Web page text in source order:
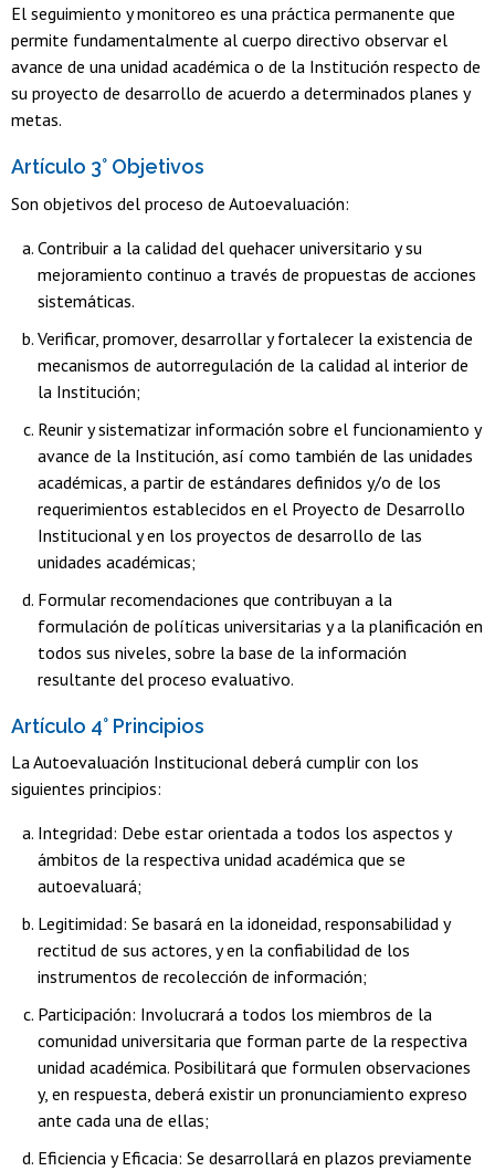
El seguimiento y monitoreo es una práctica permanente que
permite fundamentalmente al cuerpo directivo observar el
avance de una unidad académica o de la Institución respecto de
su proyecto de desarrollo de acuerdo a determinados planes y
metas.
Artículo 3° Objetivos
Son objetivos del proceso de Autoevaluación:
Contribuir a la calidad del quehacer universitario y su
mejoramiento continuo a través de propuestas de acciones
sistemáticas.
Verificar, promover, desarrollar y fortalecer la existencia de
mecanismos de autorregulación de la calidad al interior de
la Institución;
Reunir y sistematizar información sobre el funcionamiento y
avance de la Institución, así como también de las unidades
académicas, a partir de estándares definidos y/o de los
requerimientos establecidos en el Proyecto de Desarrollo
Institucional y en los proyectos de desarrollo de las
unidades académicas;
Formular recomendaciones que contribuyan a la
formulación de políticas universitarias y a la planificación en
todos sus niveles, sobre la base de la información
resultante del proceso evaluativo.
Artículo 4° Principios
La Autoevaluación Institucional deberá cumplir con los
siguientes principios:
Integridad: Debe estar orientada a todos los aspectos y
ámbitos de la respectiva unidad académica que se
autoevaluará;
Legitimidad: Se basará en la idoneidad, responsabilidad y
rectitud de sus actores, y en la confiabilidad de los
instrumentos de recolección de información;
Participación: Involucrará a todos los miembros de la
comunidad universitaria que forman parte de la respectiva
unidad académica. Posibilitará que formulen observaciones
y, en respuesta, deberá existir un pronunciamiento expreso
ante cada una de ellas;
Eficiencia y Eficacia: Se desarrollará en plazos previamente